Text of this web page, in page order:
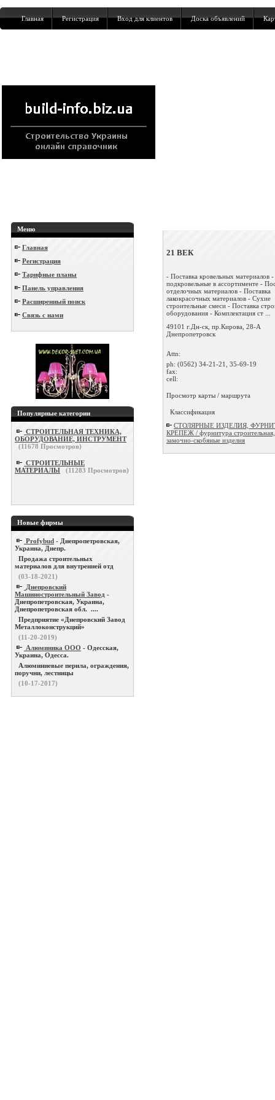
Главная Регистрация Вход для клиентов Доска объявлений
Меню
Главная
Регистрация
Тарифные планы
Панель управления
Расширенный поиск
Связь с нами
Популярные категории
СТРОИТЕЛЬНАЯ ТЕХНИКА,
ОБОРУДОВАНИЕ, ИНСТРУМЕНТ
(11678 Просмотров)
СТРОИТЕЛЬНЫЕ
МАТЕРИАЛЫ
(11283 Просмотров)
Новые фирмы
Profybud - Днепропетровская,
Украина, Днепр.
Продажа строительных
материалов для внутренней отд
(03-18-2021)
Днепровский
Машиностроительный Завод -
Днепропетровская, Украина,
Днепропетровская обл. ....
Предприятие «Днепровский Завод
Металлоконструкций»
(11-20-2019)
Алюминика ООО - Одесская,
Украина, Одесса.
Алюминиевые перила, ограждения,
поручни, лестницы
(10-17-2017)
21 ВЕК
- Поставка кровельных материалов
подкровельные в ассортименте -
отделочных материалов - Поставка
лакокрасочных материалов - Сухие
строительные смеси - Поставка
оборудования - Комплектация ст ...
49101 г.Дн-ск, пр.Кирова, 28-А
Днепропетровск
Attn:
ph: (0562) 34-21-21, 35-69-19
fax:
cell:
Просмотр карты / маршрута
Классификация
СТОЛЯРНЫЕ ИЗДЕЛИЯ,
КРЕПЕЖ / фурнитура
замочно-скобяные изделия